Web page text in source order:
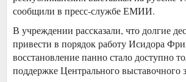
сообщили в пресс-службе ЕМИИ.
В учреждении рассказали, что долгие
привести в порядок работу Исидора
восстановление панно стало доступно
поддержке Центрального